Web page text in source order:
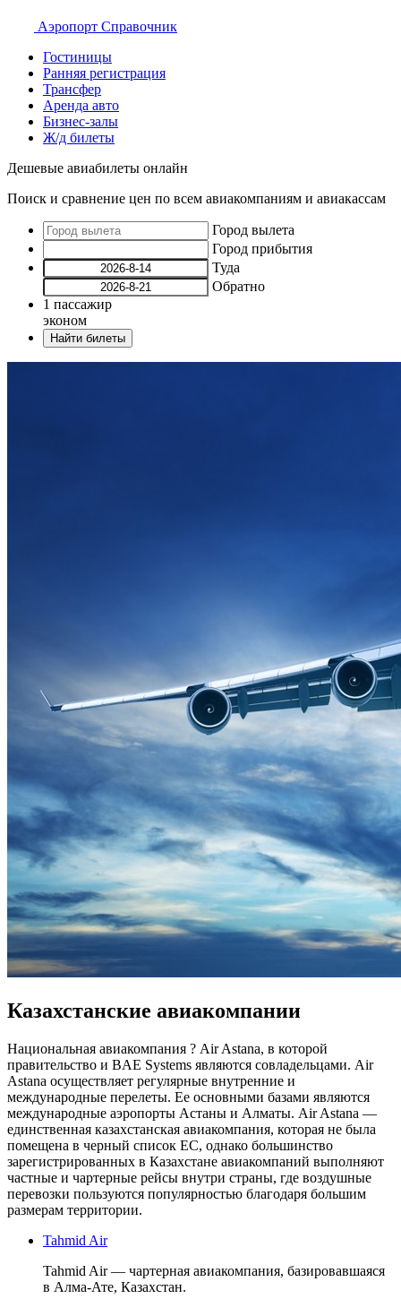
Аэропорт Справочник
Гостиницы
Ранняя регистрация
Трансфер
Аренда авто
Бизнес-залы
Ж/д билеты
Дешевые авиабилеты онлайн
Поиск и сравнение цен по всем авиакомпаниям и авиакассам
Город вылета
Город прибытия
Туда
Обратно
1 пассажир
эконом
Найти билеты
Казахстанские авиакомпании
Национальная авиакомпания ? Air Astana, в которой
правительство и BAE Systems являются совладельцами. Air
Astana осуществляет регулярные внутренние и
международные перелеты. Ее основными базами являются
международные аэропорты Астаны и Алматы. Air Astana —
единственная казахстанская авиакомпания, которая не была
помещена в черный список ЕС, однако большинство
зарегистрированных в Казахстане авиакомпаний выполняют
частные и чартерные рейсы внутри страны, где воздушные
перевозки пользуются популярностью благодаря большим
размерам территории.
Tahmid Air
Tahmid Air — чартерная авиакомпания, базировавшаяся
в Алма-Ате, Казахстан.